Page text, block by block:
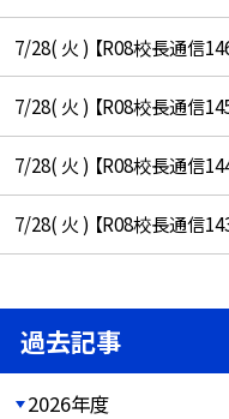
7/28( 火 ) 【R08校長通信
7/28( 火 ) 【R08校長通信
7/28( 火 ) 【R08校長通信
7/28( 火 ) 【R08校長通信
過去記事
2026年度